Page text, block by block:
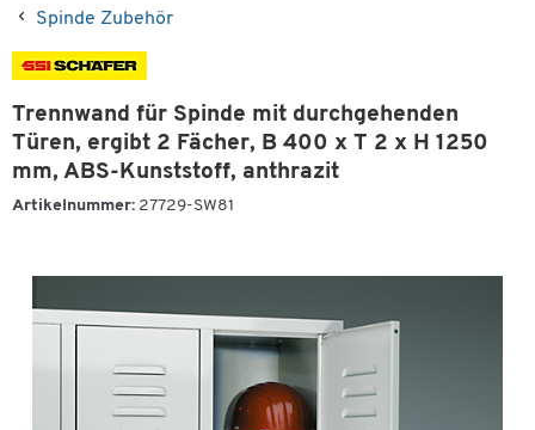
Spinde Zubehör
Trennwand für Spinde mit durchgehenden
Türen, ergibt 2 Fächer, B 400 x T 2 x H 1250
mm, ABS-Kunststoff, anthrazit
Artikelnummer: 27729-SW81